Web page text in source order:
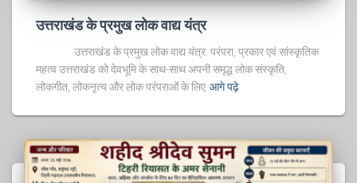
उत्तराखंड के प्रमुख लोक वाद्य यंत्र
उत्तराखंड के प्रमुख लोक वाद्य यंत्र: परंपरा, प्रकार एवं सांस्कृतिक
महत्व उत्तराखंड को देवभूमि के साथ-साथ अपनी समृद्ध लोक संस्कृति,
लोकगीत, लोकनृत्य और लोक परंपराओं के लिए आगे पढ़े